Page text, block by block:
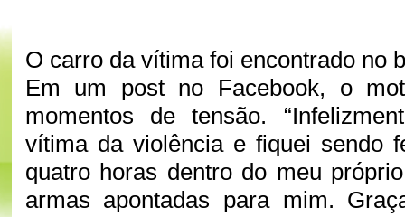
O carro da vítima foi encontrado no
Em um post no Facebook, o
momentos de tensão.
vítima da violência e fiquei sendo
quatro horas dentro do meu
armas apontadas para mim.